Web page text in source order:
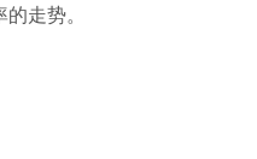
走势。